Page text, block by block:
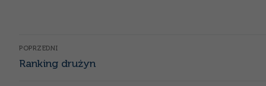
Nawigacja
wpisu
POPRZEDNI
Poprzedni
Ranking drużyn